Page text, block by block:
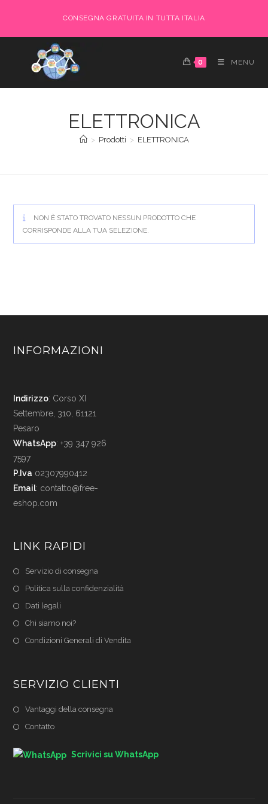
contenuto
CONSEGNA GRATUITA IN TUTTA ITALIA
0 MENU
ELETTRONICA
> Prodotti > ELETTRONICA
NON È STATO TROVATO NESSUN PRODOTTO CHE
CORRISPONDE ALLA TUA SELEZIONE.
INFORMAZIONI
Indirizzo: Corso XI
Settembre, 310, 61121
Pesaro
WhatsApp: +39 347 926
7597
P.Iva 02307990412
Email: contatto@free-
eshop.com
LINK RAPIDI
Servizio di consegna
Politica sulla confidenzialità
Dati legali
Chi siamo noi?
Condizioni Generali di Vendita
SERVIZIO CLIENTI
Vantaggi della consegna
Contatto
Scrivici su WhatsApp